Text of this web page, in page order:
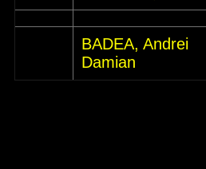
BADEA, Andrei
Damian